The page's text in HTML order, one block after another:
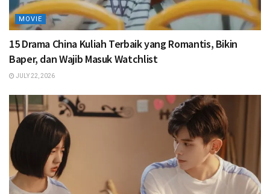
MOVIE
15 Drama China Kuliah Terbaik yang Romantis, Bikin
Baper, dan Wajib Masuk Watchlist
JULY 22, 2026